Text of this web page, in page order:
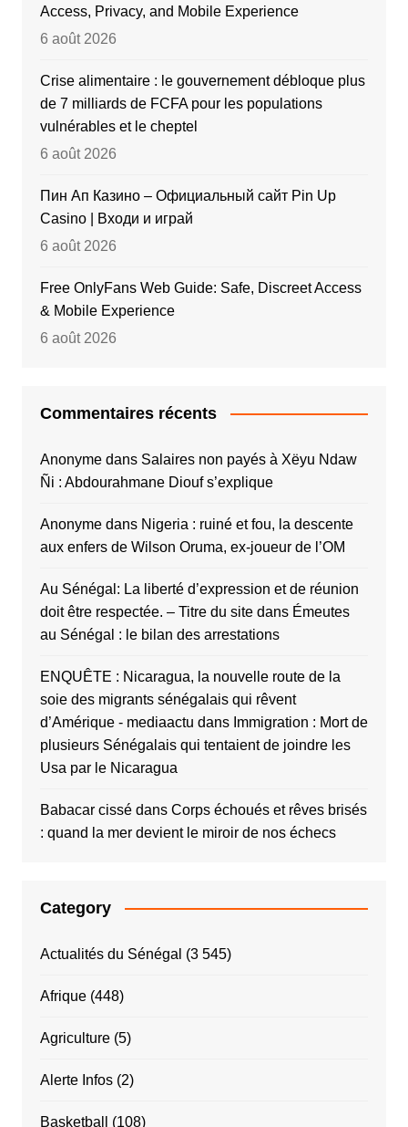
Access, Privacy, and Mobile Experience
6 août 2026
Crise alimentaire : le gouvernement débloque plus
de 7 milliards de FCFA pour les populations
vulnérables et le cheptel
6 août 2026
Пин Ап Казино – Официальный сайт Pin Up
Casino | Входи и играй
6 août 2026
Free OnlyFans Web Guide: Safe, Discreet Access
& Mobile Experience
6 août 2026
Commentaires récents
Anonymedans Salaires non payés à Xëyu Ndaw
Ñi : Abdourahmane Diouf s’explique
Anonymedans Nigeria : ruiné et fou, la descente
aux enfers de Wilson Oruma, ex-joueur de l’OM
Au Sénégal: La liberté d’expression et de réunion
doit être respectée. – Titre du sitedans Émeutes
au Sénégal : le bilan des arrestations
ENQUÊTE : Nicaragua, la nouvelle route de la
soie des migrants sénégalais qui rêvent
d’Amérique - mediaactu dans Immigration : Mort de
plusieurs Sénégalais qui tentaient de joindre les
Usa par le Nicaragua
Babacar cissédans Corps échoués et rêves brisés
: quand la mer devient le miroir de nos échecs
Category
Actualités du Sénégal (3 545)
Afrique(448)
Agriculture(5)
Alerte Infos(2)
Basketball (108)